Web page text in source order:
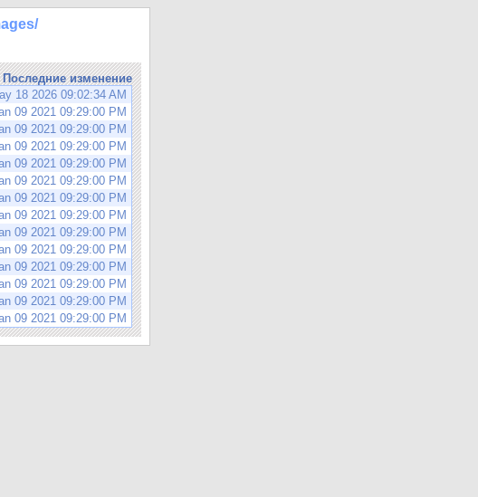
Последние изменение
18 2026 09:02:34 AM
09 2021 09:29:00 PM
09 2021 09:29:00 PM
09 2021 09:29:00 PM
09 2021 09:29:00 PM
09 2021 09:29:00 PM
09 2021 09:29:00 PM
09 2021 09:29:00 PM
09 2021 09:29:00 PM
09 2021 09:29:00 PM
09 2021 09:29:00 PM
09 2021 09:29:00 PM
09 2021 09:29:00 PM
09 2021 09:29:00 PM